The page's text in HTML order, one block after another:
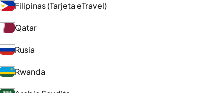
Filipinas (Tarjeta eTravel)
Qatar
Rusia
Rwanda